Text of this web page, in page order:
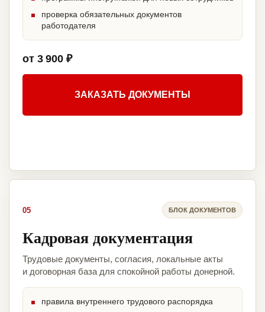
проверка обязательных документов
работодателя
от 3 900 ₽
ЗАКАЗАТЬ ДОКУМЕНТЫ
05 БЛОК ДОКУМЕНТОВ
Кадровая документация
Трудовые документы, согласия, локальные акты
и договорная база для спокойной работы донерной.
правила внутреннего трудового распорядка